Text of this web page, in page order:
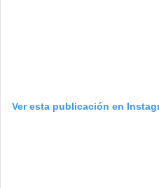
Ver esta publicación en